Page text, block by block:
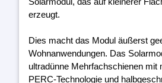
erzeugt.
Dies macht das Modul äußerst
Wohnanwendungen. Das
ultradünne Mehrfachschienen mit
PERC-Technologie und